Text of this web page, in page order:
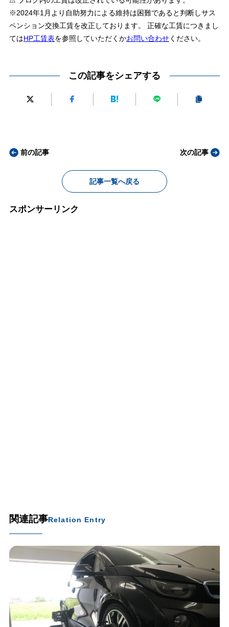
※2024年1月より自助努力による維持は困難であると判断しサス
ペンション交換工賃を改正しております。 正確な工賃につきまし
てはHP工賃表を参照していただくかお問い合わせください。
この記事をシェアする
前の記事
記事一覧へ戻る
次の記事
スポンサーリンク
関連記事Relation Entry